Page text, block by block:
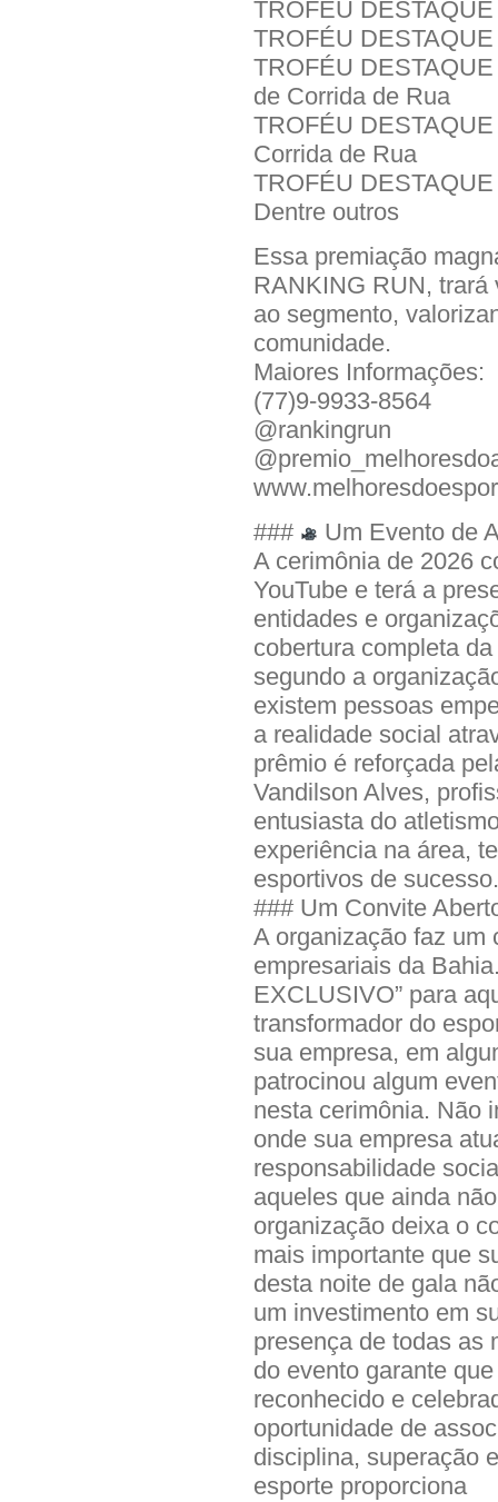
TROFÉU
TROFÉU
TROFÉU
de Corrida de Rua
TROFÉU
Corrida de Rua
TROFÉU
Dentre outros
Essa premiação
RANKING RUN, trará
ao segmento,
comunidade.
Maiores Informações:
(77)9-9933-8564
@rankingrun
###
Um Evento de
A cerimônia de 2026
YouTube e terá a
entidades e
cobertura completa
segundo a
existem pessoas
a realidade social
prêmio é reforçada
Vandilson Alves,
entusiasta do
experiência na área,
esportivos de sucesso.
### Um Convite
A organização faz um
empresariais da
EXCLUSIVO” para
transformador do
sua empresa, em
patrocinou algum
nesta cerimônia. Não
onde sua empresa
responsabilidade
aqueles que ainda
organização deixa o
mais importante que
desta noite de gala
um investimento em
presença de todas as
do evento garante
reconhecido e
oportunidade de
disciplina, superação
esporte proporciona